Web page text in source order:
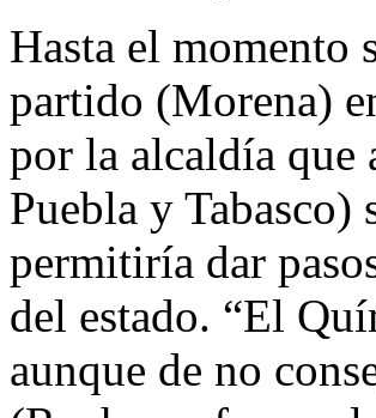
Hasta el momento
partido (Morena)
por la alcaldía que
Puebla y Tabasco)
permitiría dar
del estado. “El
aunque de no